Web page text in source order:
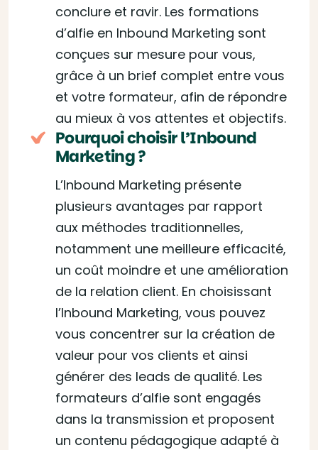
conclure et ravir. Les formations
d’alfie en Inbound Marketing sont
conçues sur mesure pour vous,
grâce à un brief complet entre vous
et votre formateur, afin de répondre
au mieux à vos attentes et objectifs.
Pourquoi choisir l’Inbound
Marketing ?
L’Inbound Marketing présente
plusieurs avantages par rapport
aux méthodes traditionnelles,
notamment une meilleure efficacité,
un coût moindre et une amélioration
de la relation client. En choisissant
l’Inbound Marketing, vous pouvez
vous concentrer sur la création de
valeur pour vos clients et ainsi
générer des leads de qualité. Les
formateurs d’alfie sont engagés
dans la transmission et proposent
un contenu pédagogique adapté à